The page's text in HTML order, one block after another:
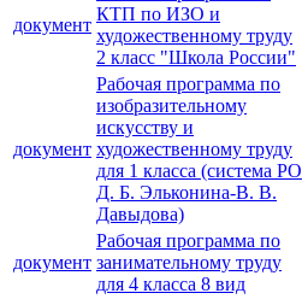
документ
КТП по ИЗО и
художественному труду
2 класс "Школа России"
документ
Рабочая программа по
изобразительному
искусству и
художественному труду
для 1 класса (система РО
Д. Б. Эльконина-В. В.
Давыдова)
документ
Рабочая программа по
занимательному труду
для 4 класса 8 вид